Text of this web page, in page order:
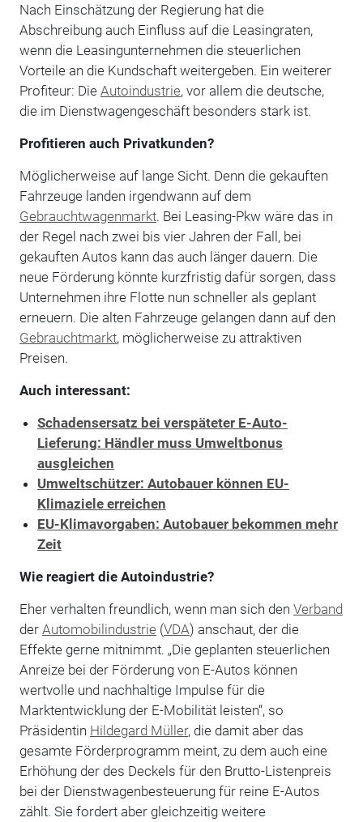
Nach Einschätzung der Regierung hat die
Abschreibung auch Einfluss auf die Leasingraten,
wenn die Leasingunternehmen die steuerlichen
Vorteile an die Kundschaft weitergeben. Ein weiterer
Profiteur: Die Autoindustrie, vor allem die deutsche,
die im Dienstwagengeschäft besonders stark ist.
Profitieren auch Privatkunden?
Möglicherweise auf lange Sicht. Denn die gekauften
Fahrzeuge landen irgendwann auf dem
Gebrauchtwagenmarkt. Bei Leasing-Pkw wäre das in
der Regel nach zwei bis vier Jahren der Fall, bei
gekauften Autos kann das auch länger dauern. Die
neue Förderung könnte kurzfristig dafür sorgen, dass
Unternehmen ihre Flotte nun schneller als geplant
erneuern. Die alten Fahrzeuge gelangen dann auf den
Gebrauchtmarkt, möglicherweise zu attraktiven
Preisen.
Auch interessant:
Schadensersatz bei verspäteter E-Auto-
Lieferung: Händler muss Umweltbonus
ausgleichen
Umweltschützer: Autobauer können EU-
Klimaziele erreichen
EU-Klimavorgaben: Autobauer bekommen mehr
Zeit
Wie reagiert die Autoindustrie?
Eher verhalten freundlich, wenn man sich den Verband
der Automobilindustrie (VDA) anschaut, der die
Effekte gerne mitnimmt. „Die geplanten steuerlichen
Anreize bei der Förderung von E-Autos können
wertvolle und nachhaltige Impulse für die
Marktentwicklung der E-Mobilität leisten“, so
Präsidentin Hildegard Müller, die damit aber das
gesamte Förderprogramm meint, zu dem auch eine
Erhöhung der des Deckels für den Brutto-Listenpreis
bei der Dienstwagenbesteuerung für reine E-Autos
zählt. Sie fordert aber gleichzeitig weitere